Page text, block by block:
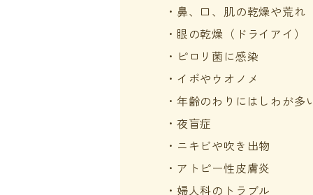
・鼻、口、肌の乾燥や荒れ
・眼の乾燥（ドライアイ）
・ピロリ菌に感染
・イボやウオノメ
・年齢のわりにはしわが多
・夜盲症
・ニキビや吹き出物
・アトピー性皮膚炎
・婦人科のトラブル